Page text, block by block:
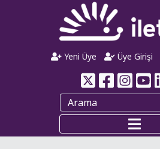
Yeni Üye Üye Girişi